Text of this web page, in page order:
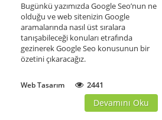
Bugünkü yazımızda Google Seo’nun ne
olduğu ve web sitenizin Google
aramalarında nasıl üst sıralara
tanışabileceği konuları etrafında
gezinerek Google Seo konusunun bir
özetini çıkaracağız.
Web Tasarım 2441
Devamını Oku